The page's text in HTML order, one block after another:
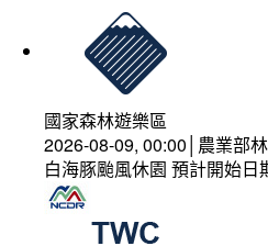
國家森林遊樂區
2026-08-09, 00:00│農業部
白海豚颱風休園 預計開始